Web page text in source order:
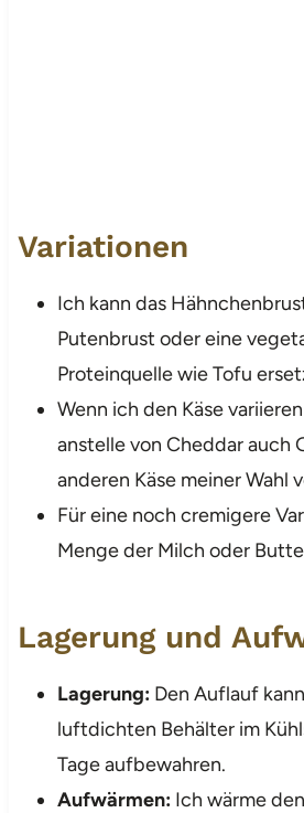
Variationen
Ich kann das
Putenbrust oder eine
Proteinquelle wie Tofu
Wenn ich den Käse
anstelle von Cheddar auch
anderen Käse meiner Wahl
Für eine noch cremigere
Menge der Milch oder
Lagerung und
Lagerung:Den Auflauf
luftdichten Behälter im
Tage aufbewahren.
Aufwärmen:Ich wärme